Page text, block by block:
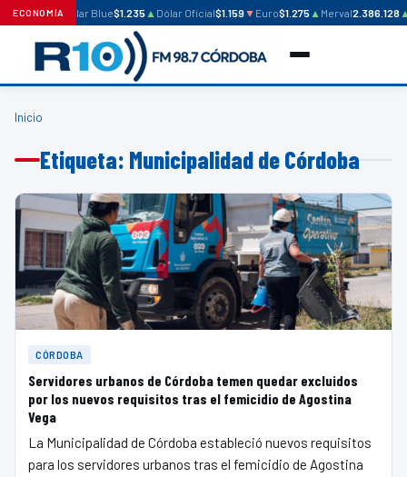
ECONOMÍADólar Blue$1.235▲Dólar Oficial$1.159▼Euro$1.275▲Merval2.386.128▲
Inicio
Etiqueta: Municipalidad de Córdoba
CÓRDOBA
Servidores urbanos de Córdoba temen quedar excluidos
por los nuevos requisitos tras el femicidio de Agostina
Vega
La Municipalidad de Córdoba estableció nuevos requisitos
para los servidores urbanos tras el femicidio de Agostina